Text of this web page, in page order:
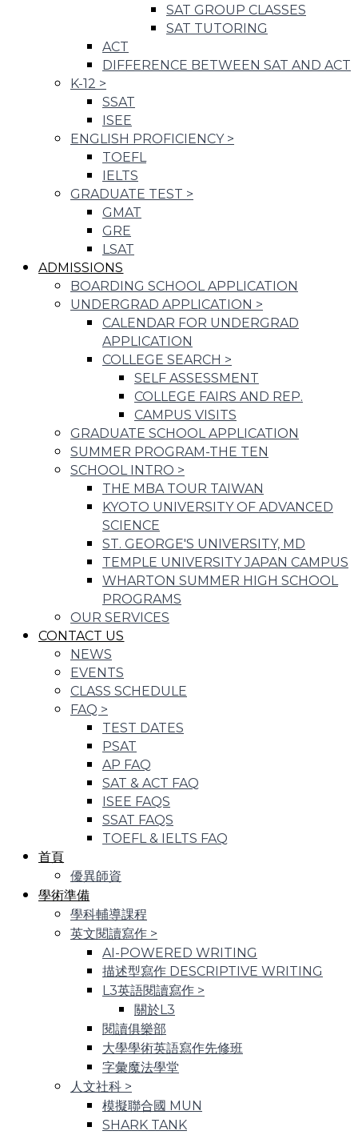
SAT GROUP CLASSES
SAT TUTORING
ACT
DIFFERENCE BETWEEN SAT AND ACT
K-12 >
SSAT
ISEE
ENGLISH PROFICIENCY >
TOEFL
IELTS
GRADUATE TEST >
GMAT
GRE
LSAT
ADMISSIONS
BOARDING SCHOOL APPLICATION
UNDERGRAD APPLICATION >
CALENDAR FOR UNDERGRAD
APPLICATION
COLLEGE SEARCH >
SELF ASSESSMENT
COLLEGE FAIRS AND REP.
CAMPUS VISITS
GRADUATE SCHOOL APPLICATION
SUMMER PROGRAM-THE TEN
SCHOOL INTRO >
THE MBA TOUR TAIWAN
KYOTO UNIVERSITY OF ADVANCED
SCIENCE
ST. GEORGE'S UNIVERSITY, MD
TEMPLE UNIVERSITY JAPAN CAMPUS
WHARTON SUMMER HIGH SCHOOL
PROGRAMS
OUR SERVICES
CONTACT US
NEWS
EVENTS
CLASS SCHEDULE
FAQ >
TEST DATES
PSAT
AP FAQ
SAT & ACT FAQ
ISEE FAQS
SSAT FAQS
TOEFL & IELTS FAQ
首頁
優異師資
學術準備
學科輔導課程
英文閱讀寫作 >
AI-POWERED WRITING
描述型寫作 DESCRIPTIVE WRITING
L3英語閱讀寫作 >
關於L3
閱讀俱樂部
大學學術英語寫作先修班
字彙魔法學堂
人文社科 >
模擬聯合國 MUN
SHARK TANK